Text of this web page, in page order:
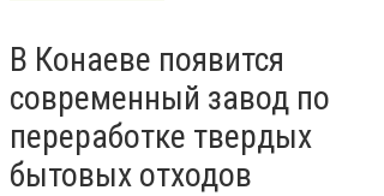
В Конаеве появится
современный завод по
переработке твердых
бытовых отходов